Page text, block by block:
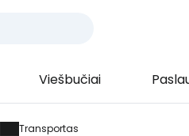
Viešbučiai
Transportas